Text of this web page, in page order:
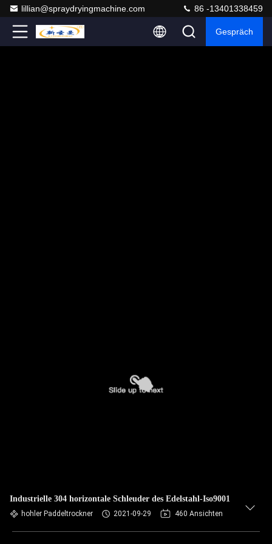
lillian@spraydryingmachine.com 86 -13401338459
Gespräch
Industrielle 304 horizontale Schleuder des Edelstahl-Iso9001
hohler Paddeltrockner 2021-09-29 460 Ansichten